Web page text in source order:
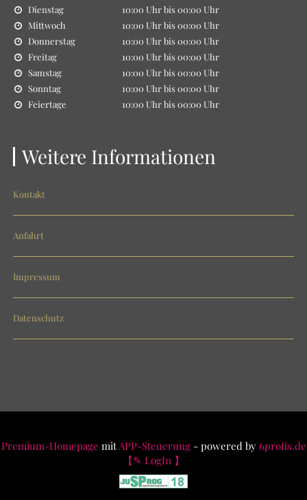
Dienstag
10:00 Uhr bis 00:00 Uhr
Mittwoch
10:00 Uhr bis 00:00 Uhr
Donnerstag
10:00 Uhr bis 00:00 Uhr
Freitag
10:00 Uhr bis 00:00 Uhr
Samstag
10:00 Uhr bis 00:00 Uhr
Sonntag
10:00 Uhr bis 00:00 Uhr
Feiertage
10:00 Uhr bis 00:00 Uhr
Weitere Informationen
Kontakt
Anfahrt
Impressum
Datenschutz
Premium-Homepage mitAPP-Steuerung- powered by 6profis.de
【✎ LogIn 】